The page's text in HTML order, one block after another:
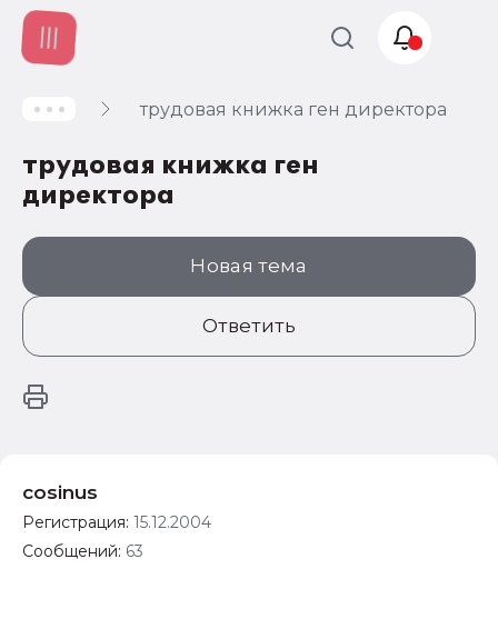
трудовая книжка ген директора
трудовая книжка ген
директора
Новая тема
Ответить
cosinus
Регистрация: 15.12.2004
Сообщений: 63
Учет и
Автоматизация